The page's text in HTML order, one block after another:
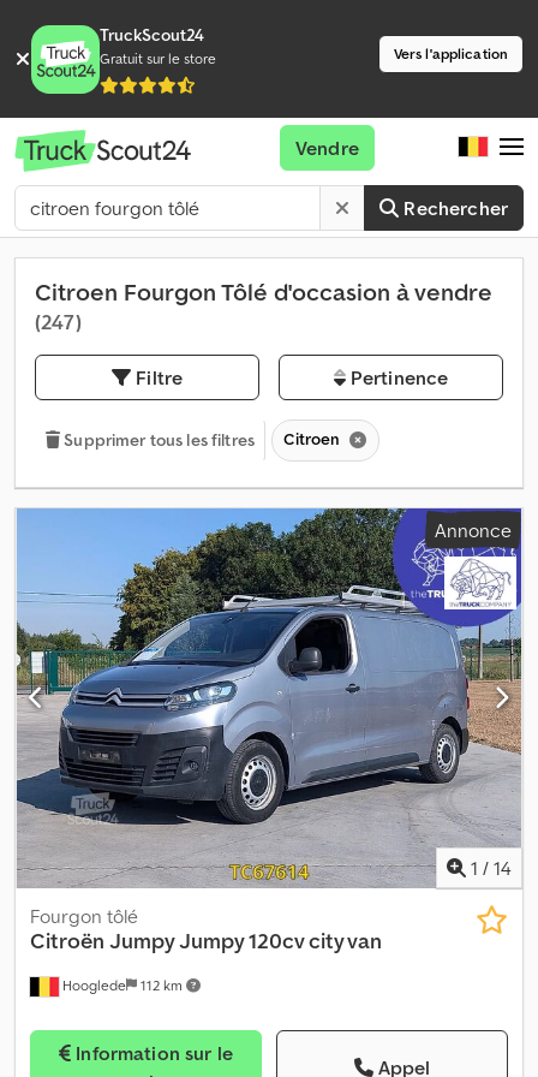
TruckScout24
Gratuit sur le store Vers l'application
Rechercher
Vendre
Citroen Fourgon Tôlé d'occasion à vendre
(247)
Filtre Pertinence
Supprimer tous les filtres Citroen
Annonce
1 / 14
Hooglede 112 km
Fourgon tôlé
Citroën Jumpy Jumpy 120cv city van
Appel